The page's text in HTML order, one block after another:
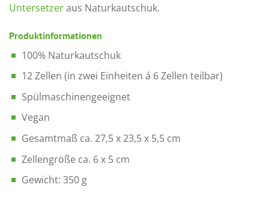
Untersetzeraus Naturkautschuk.
Produktinformationen
100% Naturkautschuk
12 Zellen (in zwei Einheiten á 6 Zellen teilbar)
Spülmaschinengeeignet
Vegan
Gesamtmaß ca. 27,5 x 23,5 x 5,5 cm
Zellengröße ca. 6 x 5 cm
Gewicht: 350 g